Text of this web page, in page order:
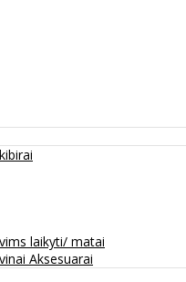
laikyti/ matai
Aksesuarai